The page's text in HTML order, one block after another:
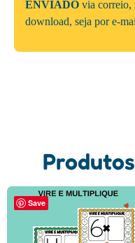
ENVIADO via correio,
download, seja por e-
Save